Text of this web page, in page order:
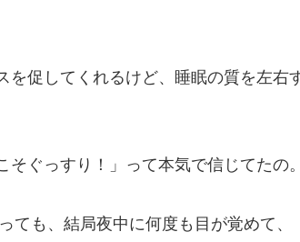
を促してくれるけど、睡眠の質を左右
ぐっすり！」って本気で信じてたの。
ても、結局夜中に何度も目が覚めて、